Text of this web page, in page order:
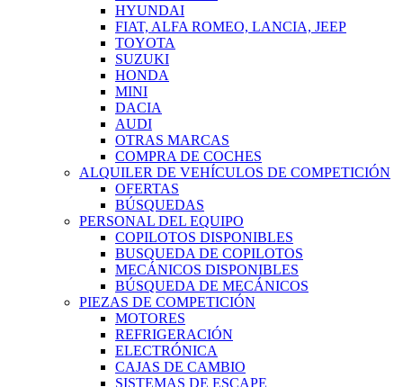
HYUNDAI
FIAT, ALFA ROMEO, LANCIA, JEEP
TOYOTA
SUZUKI
HONDA
MINI
DACIA
AUDI
OTRAS MARCAS
COMPRA DE COCHES
ALQUILER DE VEHÍCULOS DE COMPETICIÓN
OFERTAS
BÚSQUEDAS
PERSONAL DEL EQUIPO
COPILOTOS DISPONIBLES
BUSQUEDA DE COPILOTOS
MECÁNICOS DISPONIBLES
BÚSQUEDA DE MECÁNICOS
PIEZAS DE COMPETICIÓN
MOTORES
REFRIGERACIÓN
ELECTRÓNICA
CAJAS DE CAMBIO
SISTEMAS DE ESCAPE